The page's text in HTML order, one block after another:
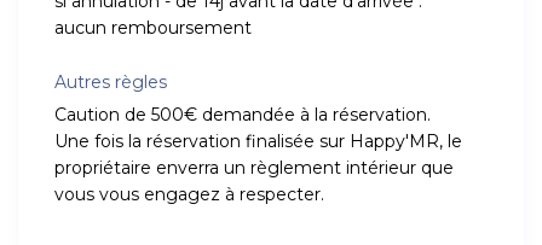
aucun remboursement
Autres règles
Caution de 500€ demandée à la réservation.
Une fois la réservation finalisée sur Happy'MR, le
propriétaire enverra un règlement intérieur que
vous vous engagez à respecter.